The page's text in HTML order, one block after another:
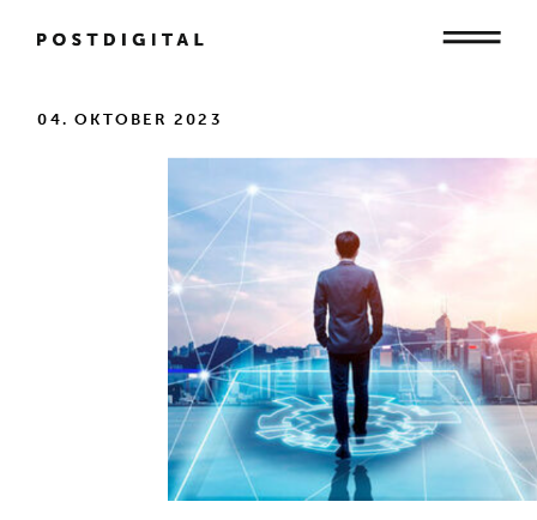
Mensch
Organisation
Gesellschaft
04. OKTOBER 2023